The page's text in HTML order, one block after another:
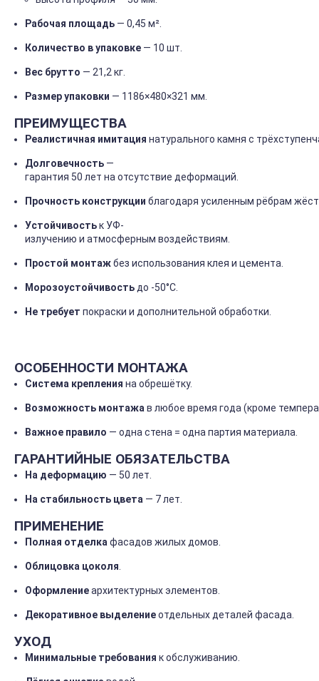
Рабочая площадь — 0,45 м².
Количество вупаковке — 10 шт.
Вес брутто — 21,2 кг.
Размерупаковки — 1186×480×321 мм.
ПРЕИМУЩЕСТВА
Реалистичная имитация натурального камня с
Долговечность —
гарантия 50 лет на отсутствие деформаций.
Прочность конструкции благодаря усиленным рёбрам
Устойчивостьк УФ-
излучению и атмосферным воздействиям.
Простой монтажбез использования клея и цемента.
Морозоустойчивость до -50°C.
Не требует покраски и дополнительной обработки.
ОСОБЕННОСТИ МОНТАЖА
Система крепления на обрешётку.
Возможность монтажа в любое время года (кроме
Важное правило — одна стена = одна партия материала.
ГАРАНТИЙНЫЕ ОБЯЗАТЕЛЬСТВА
На деформацию — 50 лет.
На стабильность цвета — 7лет.
ПРИМЕНЕНИЕ
Полная отделка фасадов жилых домов.
Облицовка цоколя
Оформлениеархитектурныхэлементов.
Декоративное выделениеотдельных деталей фасада.
УХОД
Минимальные требования кобслуживанию.